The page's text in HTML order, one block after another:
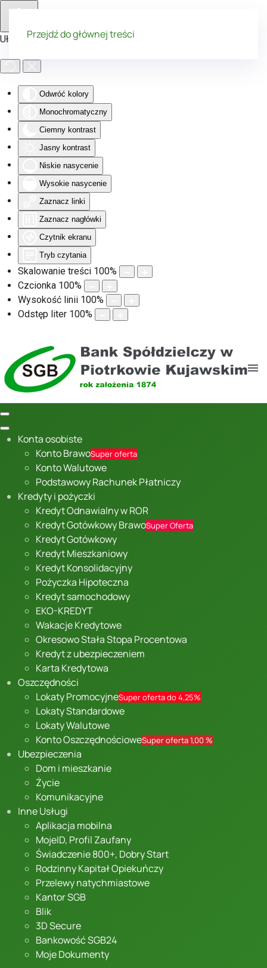
Ułatwienia dostępu
Odwróć kolory
Monochromatyczny
Ciemny kontrast
Jasny kontrast
Niskie nasycenie
Wysokie nasycenie
Zaznacz linki
Zaznacz nagłówki
Czytnik ekranu
Tryb czytania
Skalowanie treści 100%
Czcionka 100%
Wysokość linii 100%
Odstęp liter 100%
Przejdź do głównej treści
Konta osobiste
Konto BrawoSuper oferta
Konto Walutowe
Podstawowy Rachunek Płatniczy
Kredyty i pożyczki
Kredyt Odnawialny w ROR
Kredyt Gotówkowy BrawoSuper Oferta
Kredyt Gotówkowy
Kredyt Mieszkaniowy
Kredyt Konsolidacyjny
Pożyczka Hipoteczna
Kredyt samochodowy
EKO-KREDYT
Wakacje Kredytowe
Okresowo Stała Stopa Procentowa
Kredyt z ubezpieczeniem
Karta Kredytowa
Oszczędności
Lokaty PromocyjneSuper oferta do 4,25%
Lokaty Standardowe
Lokaty Walutowe
Konto OszczędnościoweSuper oferta 1,00 %
Ubezpieczenia
Dom i mieszkanie
Życie
Komunikacyjne
Inne Usługi
Aplikacja mobilna
MojeID, Profil Zaufany
Świadczenie 800+, Dobry Start
Rodzinny Kapitał Opiekuńczy
Przelewy natychmiastowe
Kantor SGB
Blik
3D Secure
Bankowość SGB24
Moje Dokumenty